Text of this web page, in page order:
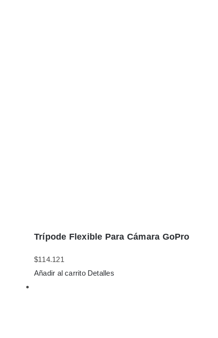
Trípode Flexible Para Cámara GoPro
$114.121
Añadir al carrito Detalles